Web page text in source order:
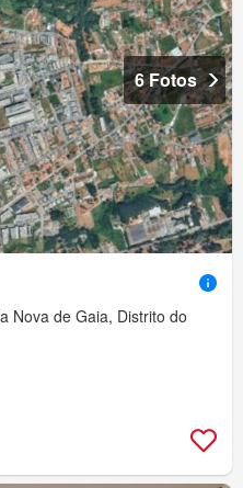
6 Fotos
Nova de Gaia, Distrito do